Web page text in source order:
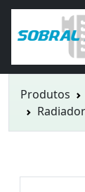
Produtos